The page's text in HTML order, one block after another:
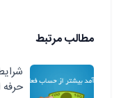
مطالب مرتبط